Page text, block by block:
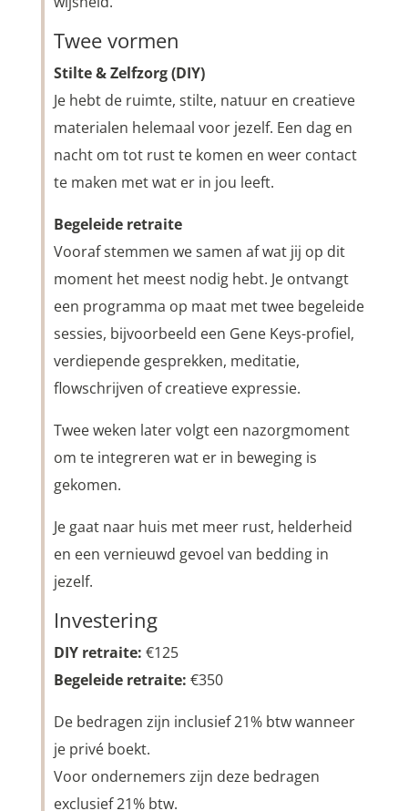
Twee vormen
Stilte & Zelfzorg (DIY)
Je hebt de ruimte, stilte, natuur en creatieve
materialen helemaal voor jezelf. Een dag en
nacht om tot rust te komen en weer contact
te maken met wat er in jou leeft.
Begeleide retraite
Vooraf stemmen we samen af wat jij op dit
moment het meest nodig hebt. Je ontvangt
een programma op maat met twee begeleide
sessies, bijvoorbeeld een Gene Keys-profiel,
verdiepende gesprekken, meditatie,
flowschrijven of creatieve expressie.
Twee weken later volgt een nazorgmoment
om te integreren wat er in beweging is
gekomen.
Je gaat naar huis met meer rust, helderheid
en een vernieuwd gevoel van bedding in
jezelf.
Investering
DIY retraite: €125
Begeleide retraite: €350
De bedragen zijn inclusief 21% btw wanneer
je privé boekt.
Voor ondernemers zijn deze bedragen
exclusief 21% btw.